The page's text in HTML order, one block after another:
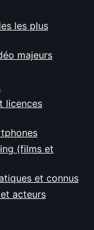
les plus
majeurs
licences
(films et
et connus
acteurs